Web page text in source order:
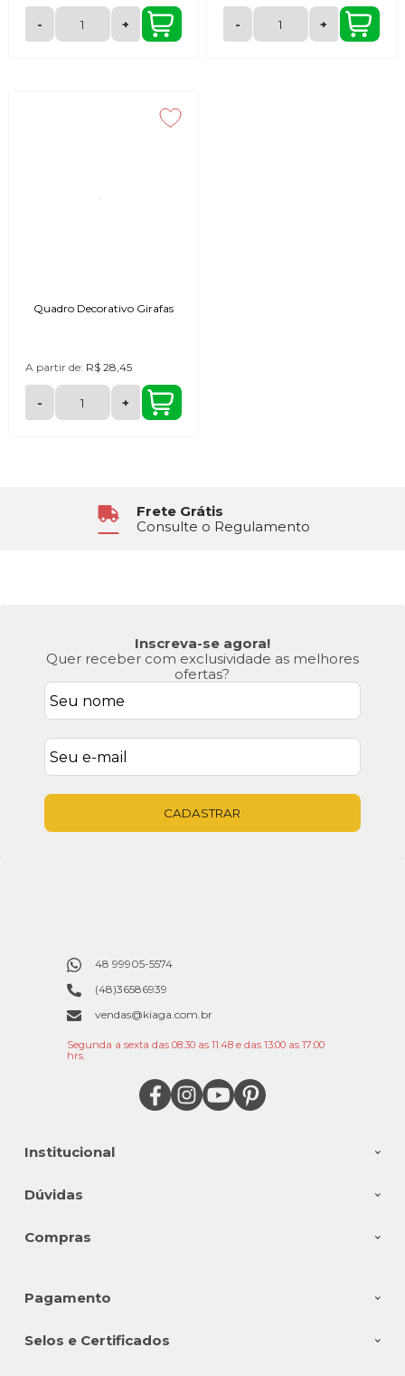
- + - +
Quadro Decorativo Girafas
A partir de: R$ 28,45
- +
6x Sem Juros
No Cartão de Crédito
Atendimento
Segunda à Sexta das 8h30 às 17h
Inscreva-se agora!
Quer receber com exclusividade as melhores
ofertas?
CADASTRAR
Institucional
Dúvidas
Compras
48 99905-5574
(48)36586939
vendas@kiaga.com.br
Segunda a sexta das 08:30 as 11:48 e das 13:00 as 17:00
hrs.
Pagamento
Selos e Certificados